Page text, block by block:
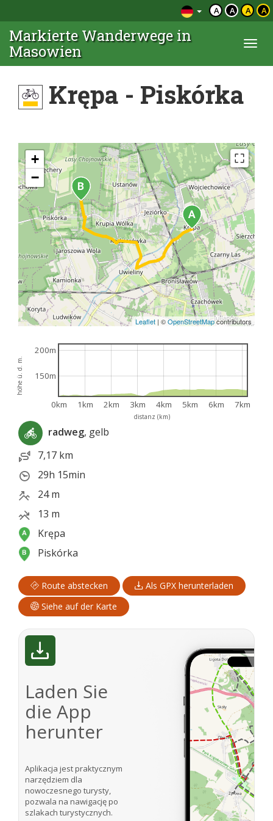
A A A A
Markierte Wanderwege in
Masowien
Krępa - Piskórka
+
−
Leaflet | ©OpenStreetMapcontributors
distanz (km)
höhe ü. d. m.
0km 1km 2km 3km 4km 5km 6km 7km
150m
200m
radweg, gelb
7,17 km
29h 15min
24 m
13 m
Krępa
Piskórka
Route abstecken
Als GPX herunterladen
Siehe auf der Karte
Laden Sie
die App
herunter
Aplikacja jest praktycznym
narzędziem dla
nowoczesnego turysty,
pozwala na nawigację po
szlakach turystycznych.